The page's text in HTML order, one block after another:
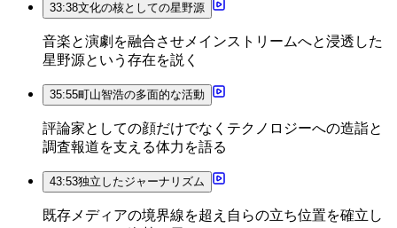
33:38文化の核としての星野源
音楽と演劇を融合させメインストリームへと浸透した
星野源という存在を説く
35:55町山智浩の多面的な活動
評論家としての顔だけでなくテクノロジーへの造詣と
調査報道を支える体力を語る
43:53独立したジャーナリズム
既存メディアの境界線を超え自らの立ち位置を確立し